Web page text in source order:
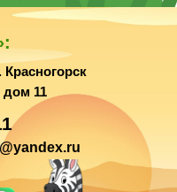
Красногорск
дом 11